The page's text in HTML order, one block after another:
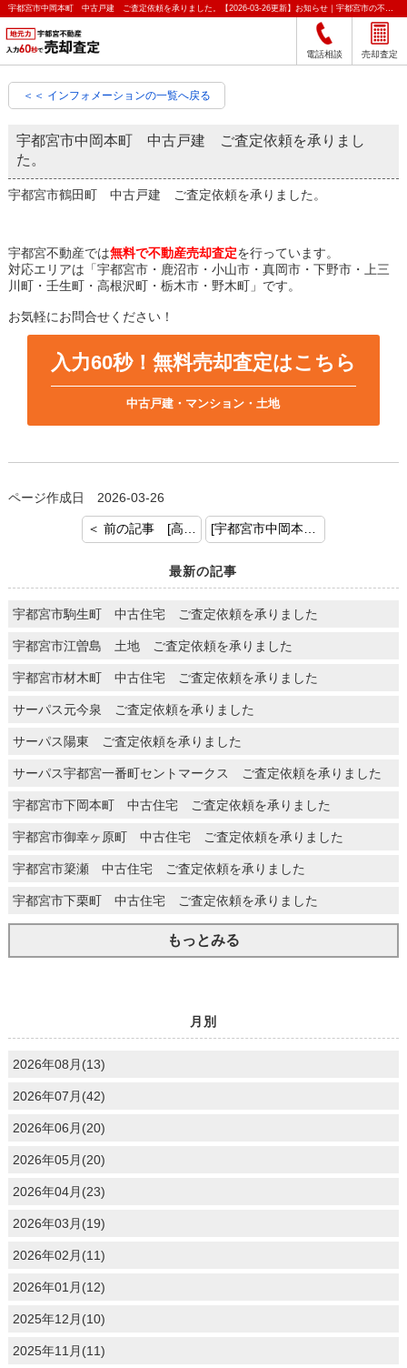
宇都宮市中岡本町 中古戸建 ご査定依頼を承りました。【2026-03-26更新】お知らせ｜宇都宮市の不動産をクイック売却査定｜宇都宮不動産
電話相談 売却査定
＜＜ インフォメーションの一覧へ戻る
宇都宮市中岡本町 中古戸建 ご査定依頼を承りまし
た。
宇都宮市鶴田町 中古戸建 ご査定依頼を承りました。
宇都宮不動産では無料で不動産売却査定を行っています。
対応エリアは「宇都宮市・鹿沼市・小山市・真岡市・下野市・上三
川町・壬生町・高根沢町・栃木市・野木町」です。
お気軽にお問合せください！
入力60秒！無料売却査定はこちら
中古戸建・マンション・土地
ページ作成日 2026-03-26
最新の記事
宇都宮市駒生町 中古住宅 ご査定依頼を承りました
宇都宮市江曽島 土地 ご査定依頼を承りました
宇都宮市材木町 中古住宅 ご査定依頼を承りました
サーパス元今泉 ご査定依頼を承りました
サーパス陽東 ご査定依頼を承りました
サーパス宇都宮一番町セントマークス ご査定依頼を承りました
宇都宮市下岡本町 中古住宅 ご査定依頼を承りました
宇都宮市御幸ヶ原町 中古住宅 ご査定依頼を承りました
宇都宮市簗瀬 中古住宅 ご査定依頼を承りました
宇都宮市下栗町 中古住宅 ご査定依頼を承りました
もっとみる
月別
2026年08月(13)
2026年07月(42)
2026年06月(20)
2026年05月(20)
2026年04月(23)
2026年03月(19)
2026年02月(11)
2026年01月(12)
2025年12月(10)
2025年11月(11)